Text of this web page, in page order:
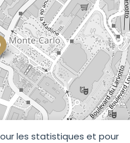
les statistiques et pour